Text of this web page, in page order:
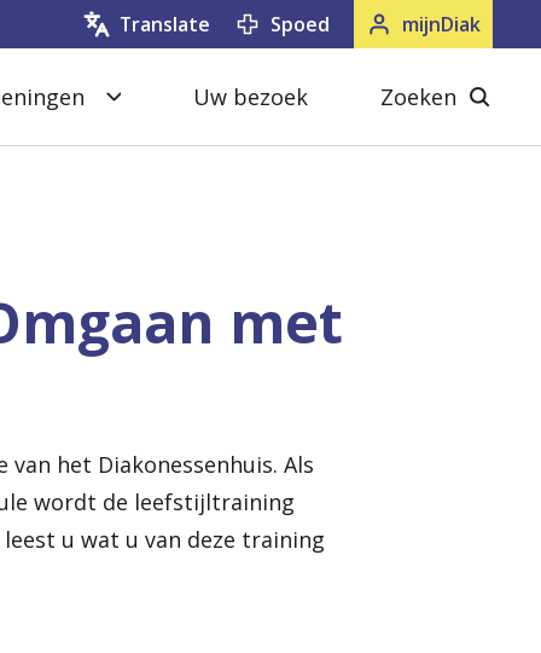
Uw bezoek
Zoeken
mijnDiak
Spoed
Translate
met
het Diakonessenhuis. Als
wordt de leefstijltraining
leest u wat u van deze training